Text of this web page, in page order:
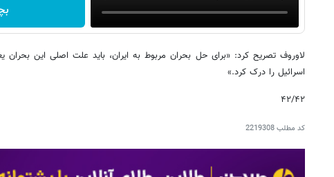
لاوروف تصریح کرد: «برای حل بحران مربوط به ایران، باید علت اصلی این بحران
اسرائیل را درک کرد.»
۴۲/۴۲
کد مطلب2219308